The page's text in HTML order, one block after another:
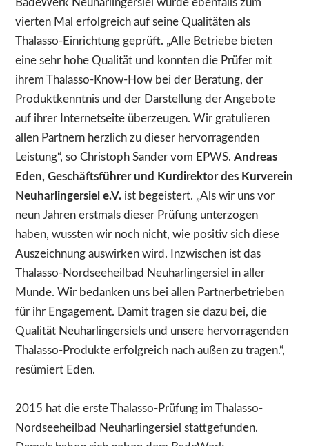
BadeWerk Neuharlingersiel wurde ebenfalls zum
vierten Mal erfolgreich auf seine Qualitäten als
Thalasso-Einrichtung geprüft. „Alle Betriebe bieten
eine sehr hohe Qualität und konnten die Prüfer mit
ihrem Thalasso-Know-How bei der Beratung, der
Produktkenntnis und der Darstellung der Angebote
auf ihrer Internetseite überzeugen. Wir gratulieren
allen Partnern herzlich zu dieser hervorragenden
Leistung“, so Christoph Sander vom EPWS.Andreas
Eden, Geschäftsführer und Kurdirektor des Kurverein
Neuharlingersiel e.V. ist begeistert. „Als wir uns vor
neun Jahren erstmals dieser Prüfung unterzogen
haben, wussten wir noch nicht, wie positiv sich diese
Auszeichnung auswirken wird. Inzwischen ist das
Thalasso-Nordseeheilbad Neuharlingersiel in aller
Munde. Wir bedanken uns bei allen Partnerbetrieben
für ihr Engagement. Damit tragen sie dazu bei, die
Qualität Neuharlingersiels und unsere hervorragenden
Thalasso-Produkte erfolgreich nach außen zu tragen.“,
resümiert Eden.
2015 hat die erste Thalasso-Prüfung im Thalasso-
Nordseeheilbad Neuharlingersiel stattgefunden.